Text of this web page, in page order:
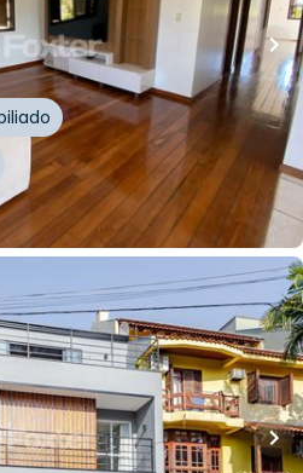
,Três Cachoeiras
Whatsapp
•2vagas
Condomínio Ville Liberté
,Vila Nova,Porto Alegre